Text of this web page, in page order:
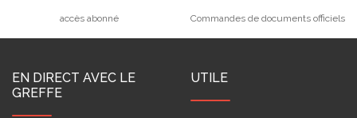
accès abonné Commandes de documents officiels
EN DIRECT AVEC LE
GREFFE
UTILE